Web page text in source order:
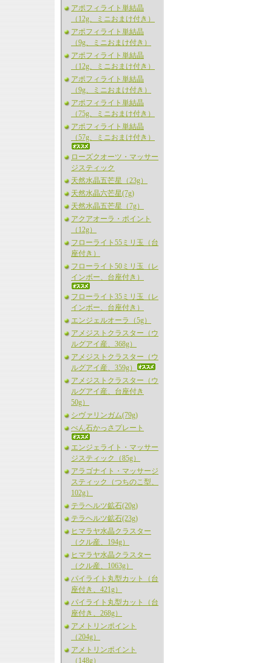
アポフィライト単結晶
（12g、ミニおまけ付き）
アポフィライト単結晶
（9g、ミニおまけ付き）
アポフィライト単結晶
（12g、ミニおまけ付き）
アポフィライト単結晶
（9g、ミニおまけ付き）
アポフィライト単結晶
（75g、ミニおまけ付き）
アポフィライト単結晶
（57g、ミニおまけ付き）
ローズクオーツ・マッサー
ジスティック
天然水晶五芒星（23g）
天然水晶六芒星(7g)
天然水晶五芒星（7g）
アクアオーラ・ポイント
（12g）
フローライト55ミリ玉（台
座付き）
フローライト50ミリ玉（レ
インボー、台座付き）
フローライト35ミリ玉（レ
インボー、台座付き）
エンジェルオーラ（5g）
アメジストクラスター（ウ
ルグアイ産、368g）
アメジストクラスター（ウ
ルグアイ産、359g）
アメジストクラスター（ウ
ルグアイ産、台座付き
50g）
シヴァリンガム(79g)
べん石かっさプレート
エンジェライト・マッサー
ジスティック（85g）
アラゴナイト・マッサージ
スティック（つちのこ型、
102g）
テラヘルツ鉱石(20g)
テラヘルツ鉱石(23g)
ヒマラヤ水晶クラスター
（クル産、194g）
ヒマラヤ水晶クラスター
（クル産、1063g）
パイライト丸型カット（台
座付き、421g）
パイライト丸型カット（台
座付き、268g）
アメトリンポイント
（204g）
アメトリンポイント
（148g）